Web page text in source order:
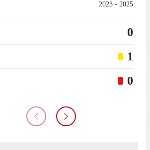
2023 - 2025
0
1
0